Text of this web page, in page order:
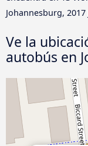
Johannesburg,
Ve la
autobús en